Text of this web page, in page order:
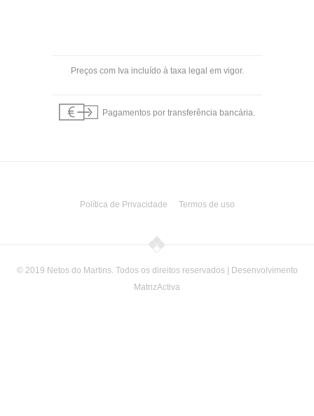
Preços com Iva incluído à taxa legal em vigor.
Pagamentos por transferência bancária.
Política de Privacidade Termos de uso
© 2019 Netos do Martins. Todos os direitos reservados | Desenvolvimento
MatrizActiva